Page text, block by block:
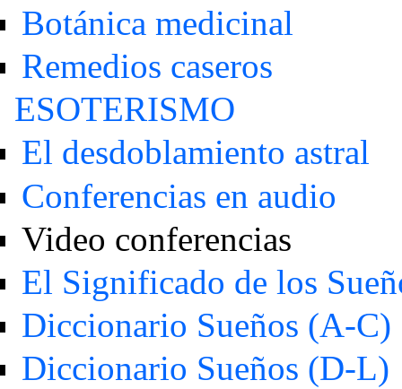
Botánica medicinal
Remedios caseros
ESOTERISMO
El desdoblamiento astral
Conferencias en audio
Video conferencias
El Significado de los
Diccionario Sueños (A-C)
Diccionario Sueños (D-L)